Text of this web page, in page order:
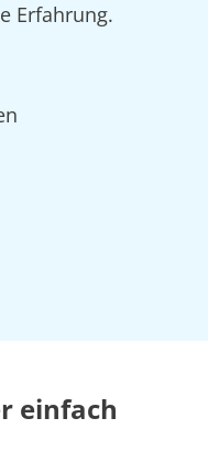
Erfahrung.
einfach